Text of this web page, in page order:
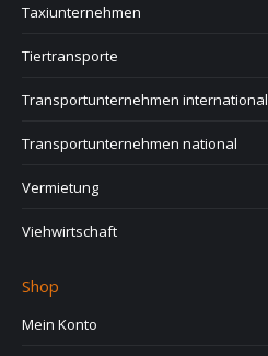
Taxiunternehmen
Tiertransporte
Transportunternehmen international
Transportunternehmen national
Vermietung
Viehwirtschaft
Shop
Mein Konto